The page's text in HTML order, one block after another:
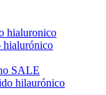
hialuronico
hialurónico
SALE
hilaurónico